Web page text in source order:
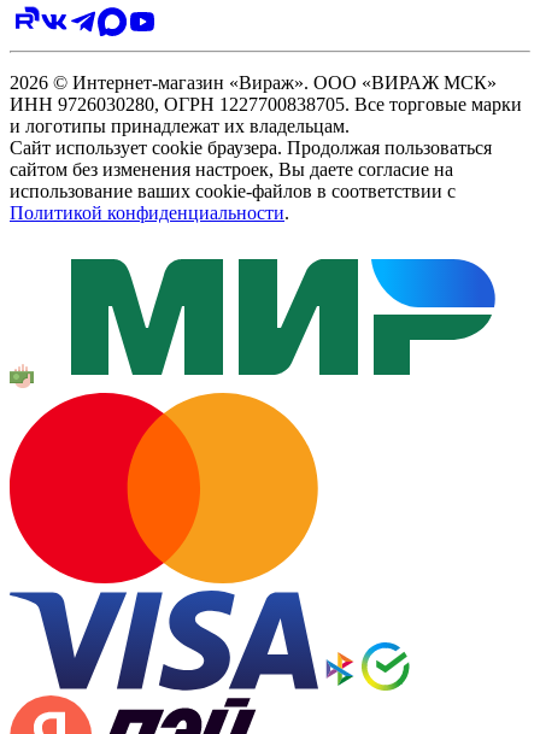
2026 © Интернет-магазин «Вираж». ООО «ВИРАЖ МСК»
ИНН 9726030280, ОГРН 1227700838705. Все торговые марки
и логотипы принадлежат их владельцам.
Сайт использует cookie браузера. Продолжая пользоваться
сайтом без изменения настроек, Вы даете согласие на
использование ваших cookie-файлов в соответствии с
Политикой конфиденциальности.